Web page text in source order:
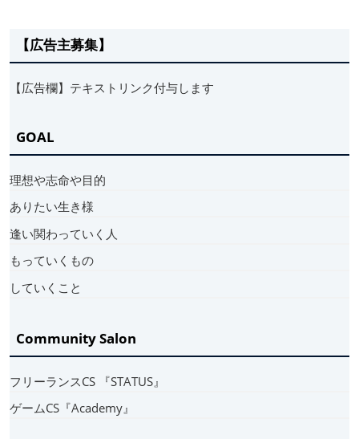
【広告主募集】
【広告欄】テキストリンク付与します
GOAL
理想や志命や目的
ありたい生き様
逢い関わっていく人
もっていくもの
していくこと
Community Salon
フリーランスCS 『STATUS』
ゲームCS『Academy』